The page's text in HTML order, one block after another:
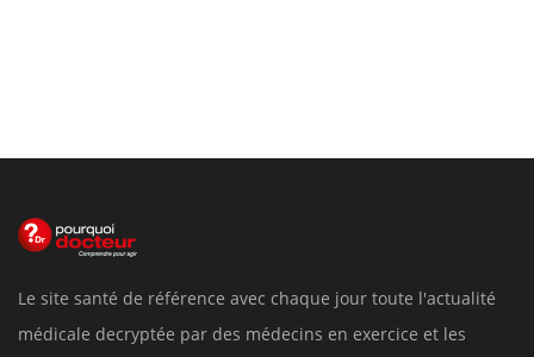
Le site santé de référence avec chaque jour toute l'actualité
médicale decryptée par des médecins en exercice et les